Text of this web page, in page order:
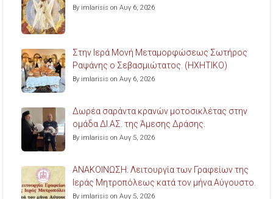
By imlarisis on Αυγ 6, 2026
Στην Ιερά Μονή Μεταμορφώσεως Σωτήρος
Ραψάνης ο Σεβασμιώτατος. (ΗΧΗΤΙΚΟ)
By imlarisis on Αυγ 6, 2026
Δωρέα σαράντα κρανών μοτοσικλέτας στην
ομάδα ΔΙ.ΑΣ. της Άμεσης Δράσης.
By imlarisis on Αυγ 5, 2026
ΑΝΑΚΟΙΝΩΣΗ: Λειτουργία των Γραφείων της
Ιεράς Μητροπόλεως κατά τον μήνα Αύγουστο.
By imlarisis on Αυγ 5, 2026